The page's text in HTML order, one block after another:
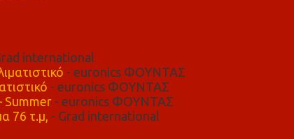
international
- euronics ΦΟΥΝΤΑΣ
- euronics ΦΟΥΝΤΑΣ
Summer- euronics ΦΟΥΝΤΑΣ
76 τ.μ, - Grad international